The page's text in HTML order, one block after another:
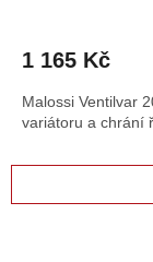
1 165 Kč
Malossi Ventilvar
variátoru a chrání